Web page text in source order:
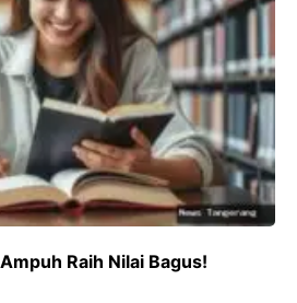
Raih Nilai Bagus!